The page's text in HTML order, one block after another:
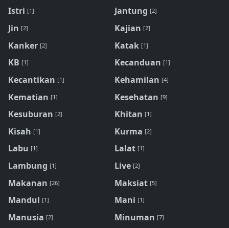
Istri [1] Jantung [2]
Jin [2] Kajian [2]
Kanker [2] Katak [1]
KB [1] Kecanduan [1]
Kecantikan [1] Kehamilan [4]
Kematian [1] Kesehatan [9]
Kesuburan [2] Khitan [1]
Kisah [1] Kurma [2]
Labu [1] Lalat [1]
Lambung [1] Live [2]
Makanan [26] Maksiat [5]
Mandul [1] Mani [1]
Manusia [2] Minuman [7]